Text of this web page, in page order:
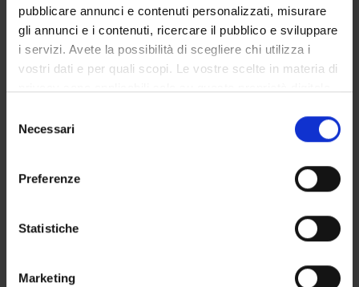
pubblicare annunci e contenuti personalizzati, misurare
gli annunci e i contenuti, ricercare il pubblico e sviluppare
i servizi. Avete la possibilità di scegliere chi utilizza i
vostri dati e per quali scopi. Le vostre scelte in materia di
modificare o revocare il proprio consenso in qualsiasi
momento dalla Dichiarazione sui cookie o facendo clic
raccogliere informazioni sulla tua posizione
geografica, con un'approssimazione di qualche
Identificare il tuo dispositivo, scansionandolo
delNecessari
Preferenze
Statistiche
Marketing
GOVERNANCE
COMMISSIONI
SERVIZI DI SEGRETERIA STUDENTI
CENTRI